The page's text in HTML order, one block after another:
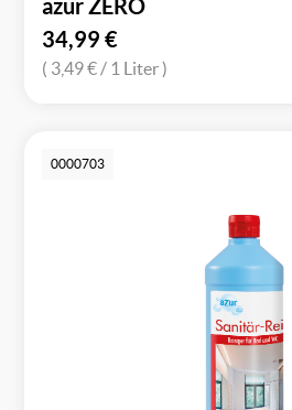
azur ZERO
34,99 €
( 3,49 €/ 1 Liter )
0000703